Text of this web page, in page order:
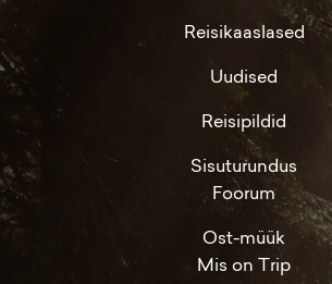
Reisikaaslased
Uudised
Reisipildid
Sisuturundus
Foorum
Ost-müük
Mis on Trip